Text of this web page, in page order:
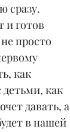
сразу.
и готов
просто
как
детьми, как
давать, а
в нашей